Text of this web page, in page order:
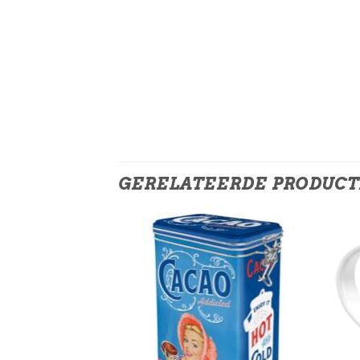
GERELATEERDE